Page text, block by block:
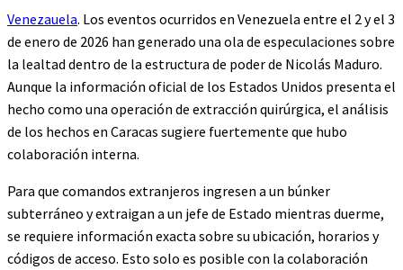
Venezauela. Los eventos ocurridos en Venezuela entre el 2 y el 3
de enero de 2026 han generado una ola de especulaciones sobre
la lealtad dentro de la estructura de poder de Nicolás Maduro.
Aunque la información oficial de los Estados Unidos presenta el
hecho como una operación de extracción quirúrgica, el análisis
de los hechos en Caracas sugiere fuertemente que hubo
colaboración interna.
Para que comandos extranjeros ingresen a un búnker
subterráneo y extraigan a un jefe de Estado mientras duerme,
se requiere información exacta sobre su ubicación, horarios y
códigos de acceso. Esto solo es posible con la colaboración